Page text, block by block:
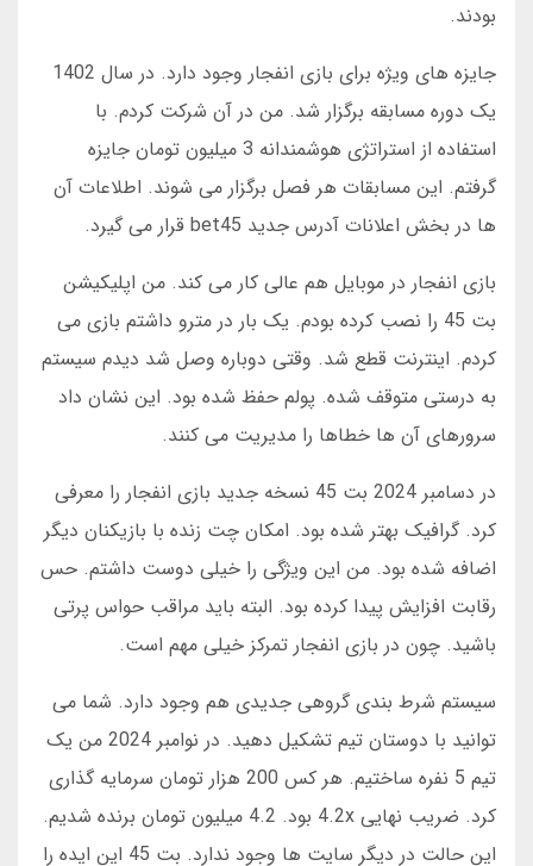
بودند.
جایزه های ویژه برای بازی انفجار وجود دارد. در سال 1402
یک دوره مسابقه برگزار شد. من در آن شرکت کردم. با
استفاده از استراتژی هوشمندانه 3 میلیون تومان جایزه
گرفتم. این مسابقات هر فصل برگزار می شوند. اطلاعات آن
ها در بخش اعلانات آدرس جدید bet45 قرار می گیرد.
بازی انفجار در موبایل هم عالی کار می کند. من اپلیکیشن
بت 45 را نصب کرده بودم. یک بار در مترو داشتم بازی می
کردم. اینترنت قطع شد. وقتی دوباره وصل شد دیدم سیستم
به درستی متوقف شده. پولم حفظ شده بود. این نشان داد
سرورهای آن ها خطاها را مدیریت می کنند.
در دسامبر 2024 بت 45 نسخه جدید بازی انفجار را معرفی
کرد. گرافیک بهتر شده بود. امکان چت زنده با بازیکنان دیگر
اضافه شده بود. من این ویژگی را خیلی دوست داشتم. حس
رقابت افزایش پیدا کرده بود. البته باید مراقب حواس پرتی
باشید. چون در بازی انفجار تمرکز خیلی مهم است.
سیستم شرط بندی گروهی جدیدی هم وجود دارد. شما می
توانید با دوستان تیم تشکیل دهید. در نوامبر 2024 من یک
تیم 5 نفره ساختیم. هر کس 200 هزار تومان سرمایه گذاری
کرد. ضریب نهایی 4.2x بود. 4.2 میلیون تومان برنده شدیم.
این حالت در دیگر سایت ها وجود ندارد. بت 45 این ایده را